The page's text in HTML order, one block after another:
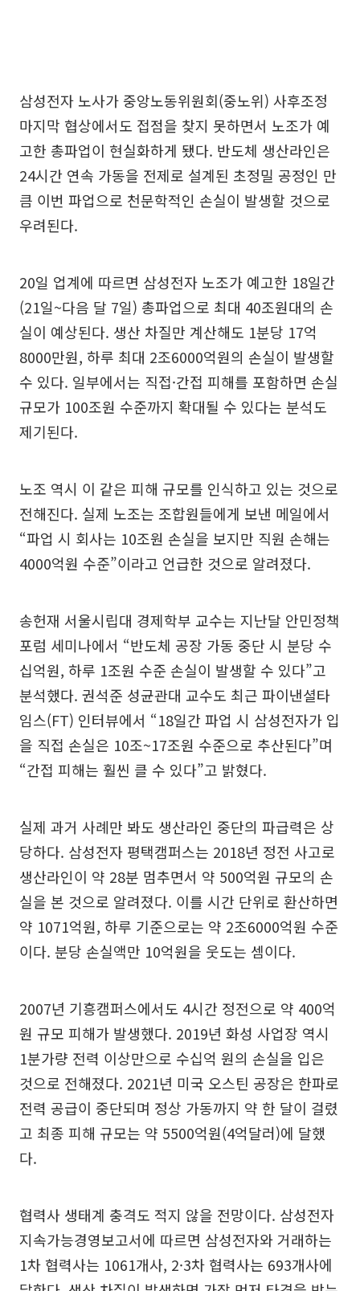
삼성전자 노사가 중앙노동위원회(중노위) 사후조정
마지막 협상에서도 접점을 찾지 못하면서 노조가 예
고한 총파업이 현실화하게 됐다. 반도체 생산라인은
24시간 연속 가동을 전제로 설계된 초정밀 공정인 만
큼 이번 파업으로 천문학적인 손실이 발생할 것으로
우려된다.
20일 업계에 따르면 삼성전자 노조가 예고한 18일간
(21일~다음 달 7일) 총파업으로 최대 40조원대의 손
실이 예상된다. 생산 차질만 계산해도 1분당 17억
8000만원, 하루 최대 2조6000억원의 손실이 발생할
수 있다. 일부에서는 직접·간접 피해를 포함하면 손실
규모가 100조원 수준까지 확대될 수 있다는 분석도
제기된다.
노조 역시 이 같은 피해 규모를 인식하고 있는 것으로
전해진다. 실제 노조는 조합원들에게 보낸 메일에서
“파업 시 회사는 10조원 손실을 보지만 직원 손해는
4000억원 수준”이라고 언급한 것으로 알려졌다.
송헌재 서울시립대 경제학부 교수는 지난달 안민정책
포럼 세미나에서 “반도체 공장 가동 중단 시 분당 수
십억원, 하루 1조원 수준 손실이 발생할 수 있다”고
분석했다. 권석준 성균관대 교수도 최근 파이낸셜타
임스(FT) 인터뷰에서 “18일간 파업 시 삼성전자가 입
을 직접 손실은 10조~17조원 수준으로 추산된다”며
“간접 피해는 훨씬 클 수 있다”고 밝혔다.
실제 과거 사례만 봐도 생산라인 중단의 파급력은 상
당하다. 삼성전자 평택캠퍼스는 2018년 정전 사고로
생산라인이 약 28분 멈추면서 약 500억원 규모의 손
실을 본 것으로 알려졌다. 이를 시간 단위로 환산하면
약 1071억원, 하루 기준으로는 약 2조6000억원 수준
이다. 분당 손실액만 10억원을 웃도는 셈이다.
2007년 기흥캠퍼스에서도 4시간 정전으로 약 400억
원 규모 피해가 발생했다. 2019년 화성 사업장 역시
1분가량 전력 이상만으로 수십억 원의 손실을 입은
것으로 전해졌다. 2021년 미국 오스틴 공장은 한파로
전력 공급이 중단되며 정상 가동까지 약 한 달이 걸렸
고 최종 피해 규모는 약 5500억원(4억달러)에 달했
다.
협력사 생태계 충격도 적지 않을 전망이다. 삼성전자
지속가능경영보고서에 따르면 삼성전자와 거래하는
1차 협력사는 1061개사, 2·3차 협력사는 693개사에